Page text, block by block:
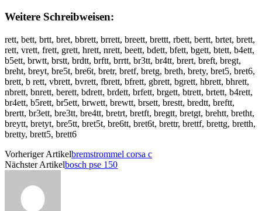
Weitere Schreibweisen:
rett, bett, brtt, bret, bbrett, brrett, breett, brettt, rbett, bertt, brtet, brett,
rett, vrett, frett, grett, hrett, nrett, beett, bdett, bfett, bgett, btett, b4ett,
b5ett, brwtt, brstt, brdtt, brftt, brrtt, br3tt, br4tt, brert, breft, bregt,
breht, breyt, bre5t, bre6t, bretr, bretf, bretg, breth, brety, bret5, bret6,
brett, b rett, vbrett, bvrett, fbrett, bfrett, gbrett, bgrett, hbrett, bhrett,
nbrett, bnrett, berett, bdrett, brdett, brfett, brgett, btrett, brtett, b4rett,
br4ett, b5rett, br5ett, brwett, brewtt, brsett, brestt, bredtt, breftt,
brertt, br3ett, bre3tt, bre4tt, bretrt, bretft, bregtt, bretgt, brehtt, bretht,
breytt, bretyt, bre5tt, bret5t, bre6tt, bret6t, brettr, brettf, brettg, bretth,
bretty, brett5, brett6
Vorheriger Artikelbremstrommel corsa c
Nächster Artikelbosch pse 150